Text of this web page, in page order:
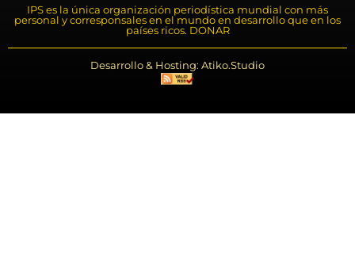
IPS es la única organización periodística mundial con más
personal y corresponsales en el mundo en desarrollo que en los
países ricos. DONAR
Desarrollo & Hosting: Atiko.Studio